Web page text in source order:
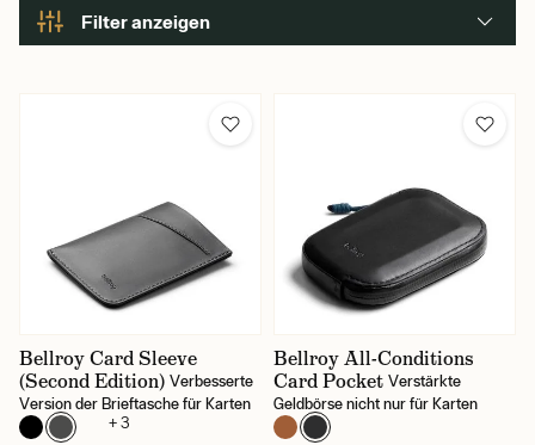
Filter anzeigen
Secrid
Arten von Geldbeuteln
Bellroy Premium
Card Sleeve
Bellroy Card Sleeve
(Second Edition) Verbesserte
Version der Brieftasche für Karten
+ 3
Bellroy All-Conditions
Card Pocket Verstärkte
Geldbörse nicht nur für Karten